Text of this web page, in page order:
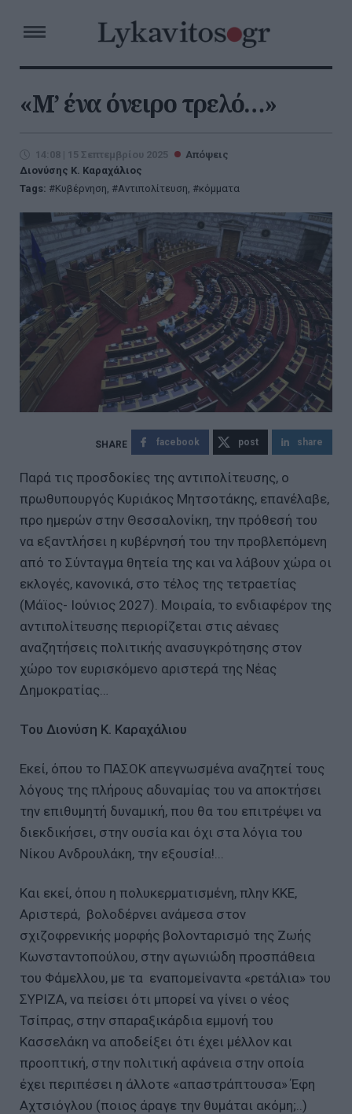
«Μ’ ένα όνειρο τρελό…»
14:08 | 15 Σεπτεμβρίου 2025
Απόψεις
Διονύσης Κ. Καραχάλιος
Tags:
Κυβέρνηση, Αντιπολίτευση, κόμματα
facebook post share
Παρά τις προσδοκίες της αντιπολίτευσης, ο
πρωθυπουργός Κυριάκος Μητσοτάκης, επανέλαβε,
προ ημερών στην Θεσσαλονίκη, την πρόθεσή του
να εξαντλήσει η κυβέρνησή του την προβλεπόμενη
από το Σύνταγμα θητεία της και να λάβουν χώρα οι
εκλογές, κανονικά, στο τέλος της τετραετίας
(Μάϊος- Ιούνιος 2027). Μοιραία, το ενδιαφέρον της
αντιπολίτευσης περιορίζεται στις αέναες
αναζητήσεις πολιτικής ανασυγκρότησης στον
χώρο τον ευρισκόμενο αριστερά της Νέας
Δημοκρατίας…
Του Διονύση Κ. Καραχάλιου
Εκεί, όπου το ΠΑΣΟΚ απεγνωσμένα αναζητεί τους
λόγους της πλήρους αδυναμίας του να αποκτήσει
την επιθυμητή δυναμική, που θα του επιτρέψει να
διεκδικήσει, στην ουσία και όχι στα λόγια του
Νίκου Ανδρουλάκη, την εξουσία!...
Και εκεί, όπου η πολυκερματισμένη, πλην ΚΚΕ,
Αριστερά, βολοδέρνει ανάμεσα στον
σχιζοφρενικής μορφής βολονταρισμό της Ζωής
Κωνσταντοπούλου, στην αγωνιώδη προσπάθεια
του Φάμελλου, με τα εναπομείναντα «ρετάλια» του
ΣΥΡΙΖΑ, να πείσει ότι μπορεί να γίνει ο νέος
Τσίπρας, στην σπαραξικάρδια εμμονή του
Κασσελάκη να αποδείξει ότι έχει μέλλον και
προοπτική, στην πολιτική αφάνεια στην οποία
έχει περιπέσει η άλλοτε «απαστράπτουσα» Έφη
Αχτσιόγλου (ποιος άραγε την θυμάται ακόμη;..)